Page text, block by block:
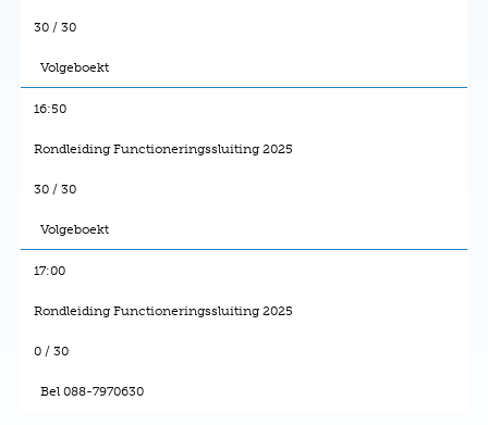
30 / 30
Volgeboekt
16:50
Rondleiding Functioneringssluiting 2025
30 / 30
Volgeboekt
17:00
Rondleiding Functioneringssluiting 2025
0 / 30
Bel 088-7970630